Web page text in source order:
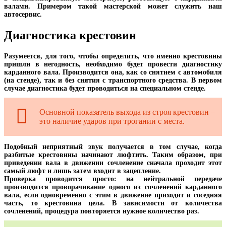
валами. Примером такой мастерской может служить наш
автосервис.
Диагностика крестовин
Разумеется, для того, чтобы определить, что именно крестовины
пришли в негодность, необходимо будет провести диагностику
карданного вала. Производится она, как со снятием с автомобиля
(на стенде), так и без снятия с транспортного средства. В первом
случае диагностика будет проводиться на специальном стенде.
Основной показатель выхода из строя крестовин –
это наличие ударов при трогании с места.
Подобный неприятный звук получается в том случае, когда
разбитые крестовины начинают люфтить. Таким образом, при
приведении вала в движении сочленение сначала проходит этот
самый люфт и лишь затем входит в зацепление.
Проверка проводится просто: на нейтральной передаче
производится проворачивание одного из сочленений карданного
вала, если одновременно с этим в движение приходит и соседняя
часть, то крестовина цела. В зависимости от количества
сочленений, процедура повторяется нужное количество раз.